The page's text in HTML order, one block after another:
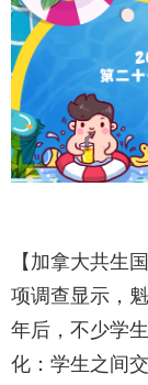
【加拿大共生
项调查显示，
年后，不少学
化：学生之间